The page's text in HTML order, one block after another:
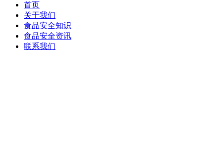
首页
关于我们
食品安全知识
食品安全资讯
联系我们